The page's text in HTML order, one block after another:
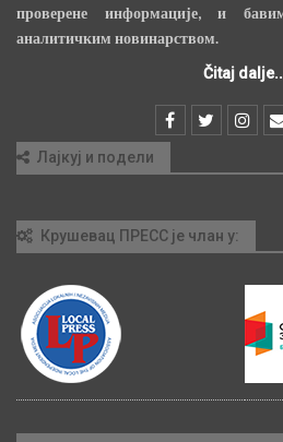
проверене информације, и
аналитичким новинарством.
Čitaj
Лајкуј и подели
Крушевац ПРЕСС је члан у: